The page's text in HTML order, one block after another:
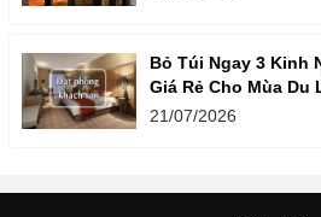
Bỏ Túi Ngay 3 Kinh
Giá Rẻ Cho Mùa Du
21/07/2026